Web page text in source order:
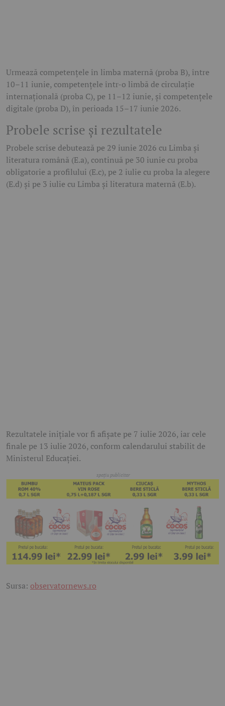
Urmează competențele în limba maternă (proba B), între
10–11 iunie, competențele într-o limbă de circulație
internațională (proba C), pe 11–12 iunie, și competențele
digitale (proba D), în perioada 15–17 iunie 2026.
Probele scrise și rezultatele
Probele scrise debutează pe 29 iunie 2026 cu Limba și
literatura română (E.a), continuă pe 30 iunie cu proba
obligatorie a profilului (E.c), pe 2 iulie cu proba la alegere
(E.d) și pe 3 iulie cu Limba și literatura maternă (E.b).
Rezultatele inițiale vor fi afișate pe 7 iulie 2026, iar cele
finale pe 13 iulie 2026, conform calendarului stabilit de
Ministerul Educației.
Sursa: observatornews.ro